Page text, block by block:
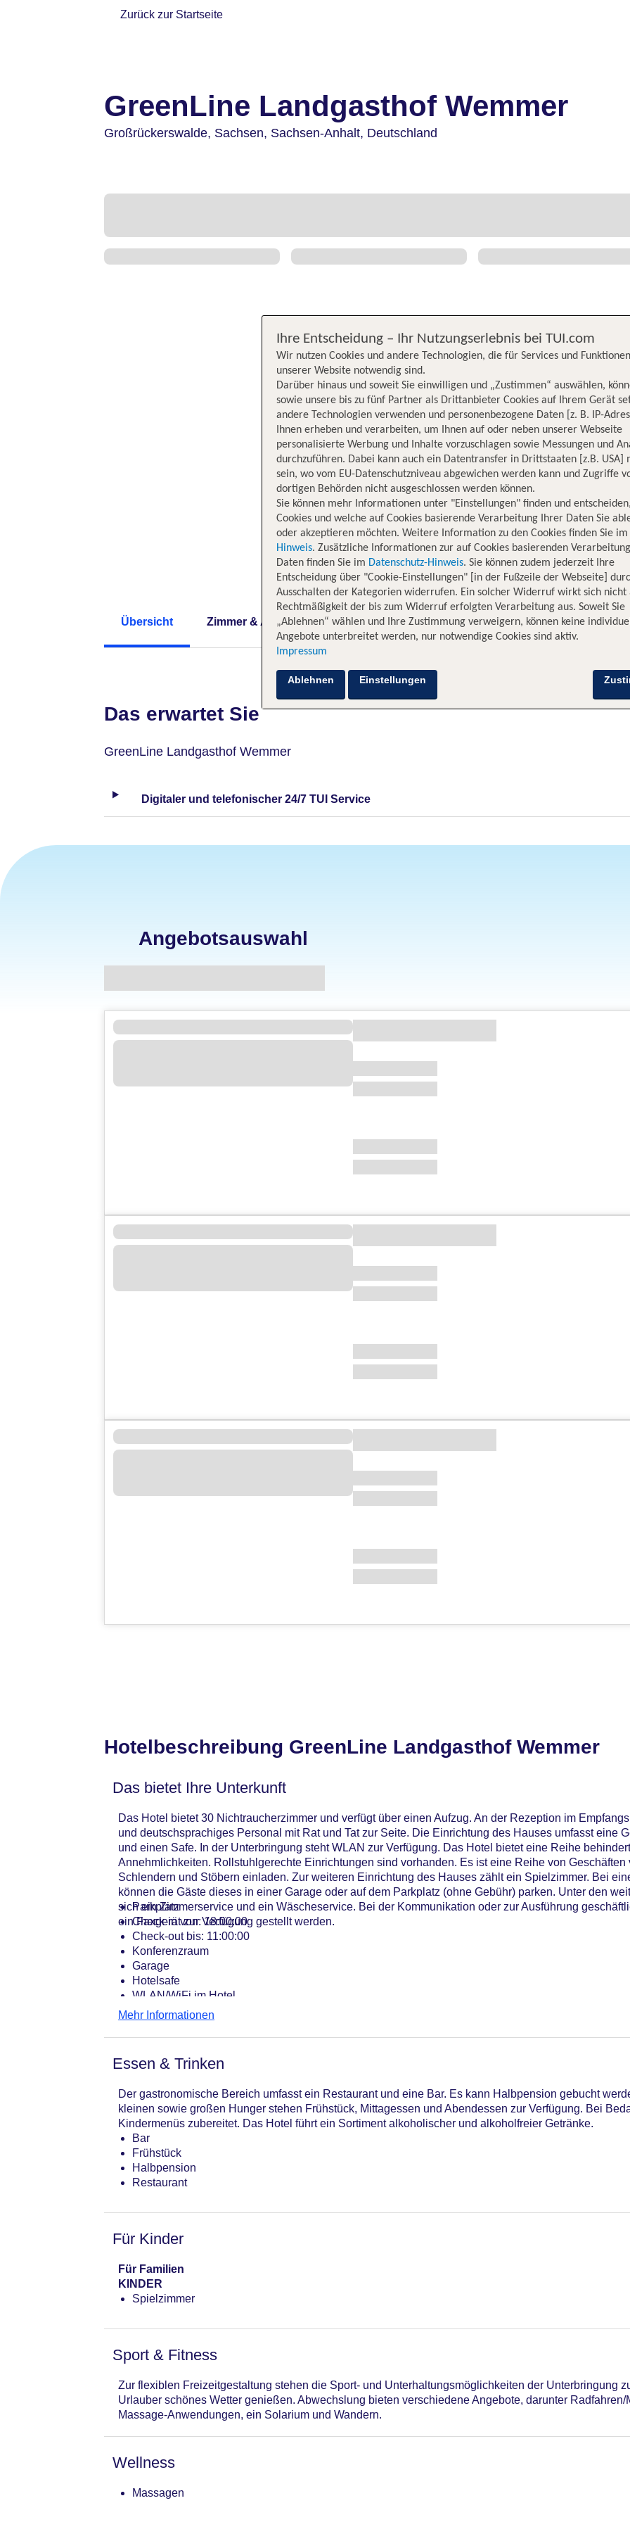
Zurück zur Startseite
GreenLine Landgasthof Wemmer
Großrückerswalde, Sachsen, Sachsen-Anhalt, Deutschland
Übersicht Zimmer & Angebote Hotelinformationen Lage Bewertungen
Das erwartet Sie
GreenLine Landgasthof Wemmer
Digitaler und telefonischer 24/7 TUI Service
Angebotsauswahl
Hotelbeschreibung GreenLine Landgasthof Wemmer
Das bietet Ihre Unterkunft
Das Hotel bietet 30 Nichtraucherzimmer und verfügt über einen Aufzug. An der Rezeption im
und deutschsprachiges Personal mit Rat und Tat zur Seite. Die Einrichtung des Hauses umfasst eine
und einen Safe. In der Unterbringung steht WLAN zur Verfügung. Das Hotel bietet eine Reihe
Annehmlichkeiten. Rollstuhlgerechte Einrichtungen sind vorhanden. Es ist eine Reihe von Geschäften
Schlendern und Stöbern einladen. Zur weiteren Einrichtung des Hauses zählt ein Spielzimmer. Bei
können die Gäste dieses in einer Garage oder auf dem Parkplatz (ohne Gebühr) parken. Unter den
sich ein Zimmerservice und ein Wäscheservice. Bei der Kommunikation oder zur Ausführung
ein Faxgerät zur Verfügung gestellt werden.
Parkplatz
Check-in von: 18:00:00
Check-out bis: 11:00:00
Konferenzraum
Garage
Hotelsafe
WLAN/WiFi im Hotel
Lift
Haustiere
Gesamtanzahl der Zimmer: 30
Landeskategorie: 3 Sterne
Mehr Informationen
Essen & Trinken
Der gastronomische Bereich umfasst ein Restaurant und eine Bar. Es kann Halbpension gebucht
kleinen sowie großen Hunger stehen Frühstück, Mittagessen und Abendessen zur Verfügung. Bei
Kindermenüs zubereitet. Das Hotel führt ein Sortiment alkoholischer und alkoholfreier Getränke.
Bar
Frühstück
Halbpension
Restaurant
Für Kinder
Für Familien
KINDER
Spielzimmer
Sport & Fitness
Zur flexiblen Freizeitgestaltung stehen die Sport- und Unterhaltungsmöglichkeiten der Unterbringung
Urlauber schönes Wetter genießen. Abwechslung bieten verschiedene Angebote, darunter
Massage-Anwendungen, ein Solarium und Wandern.
Wellness
Massagen
Ihre Entscheidung – Ihr Nutzungserlebnis bei TUI.com
Wir nutzen Cookies und andere Technologien, die für Services und
unserer Website notwendig sind.
Darüber hinaus und soweit Sie einwilligen und „Zustimmen“ auswählen,
sowie unsere bis zu fünf Partner als Drittanbieter Cookies auf Ihrem Gerät
andere Technologien verwenden und personenbezogene Daten [z. B. IP-
Ihnen erheben und verarbeiten, um Ihnen auf oder neben unserer Webseite
personalisierte Werbung und Inhalte vorzuschlagen sowie Messungen und
durchzuführen. Dabei kann auch ein Datentransfer in Drittstaaten [z.B. USA]
sein, wo vom EU-Datenschutzniveau abgewichen werden kann und Zugriffe
dortigen Behörden nicht ausgeschlossen werden können.
Sie können mehr Informationen unter "Einstellungen" finden und
Cookies und welche auf Cookies basierende Verarbeitung Ihrer Daten Sie
oder akzeptieren möchten. Weitere Information zu den Cookies finden Sie im
Hinweis. Zusätzliche Informationen zur auf Cookies basierenden
Daten finden Sie im Datenschutz-Hinweis. Sie können zudem jederzeit Ihre
Entscheidung über "Cookie-Einstellungen" [in der Fußzeile der Webseite]
Ausschalten der Kategorien widerrufen. Ein solcher Widerruf wirkt sich nicht
Rechtmäßigkeit der bis zum Widerruf erfolgten Verarbeitung aus. Soweit Sie
„Ablehnen“ wählen und Ihre Zustimmung verweigern, können keine
Angebote unterbreitet werden, nur notwendige Cookies sind aktiv.
Impressum
Ablehnen Einstellungen